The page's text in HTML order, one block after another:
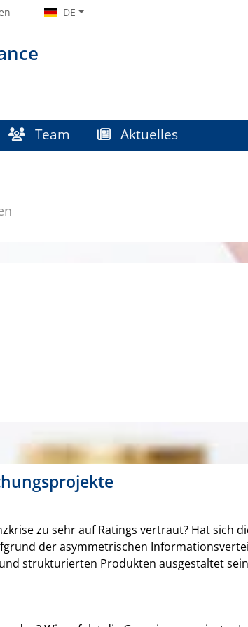
DE
Team Aktuelles
zu sehr auf Ratings vertraut? Hat sich
der asymmetrischen
strukturierten Produkten ausgestaltet